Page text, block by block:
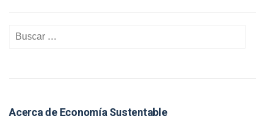
Acerca de Economía Sustentable